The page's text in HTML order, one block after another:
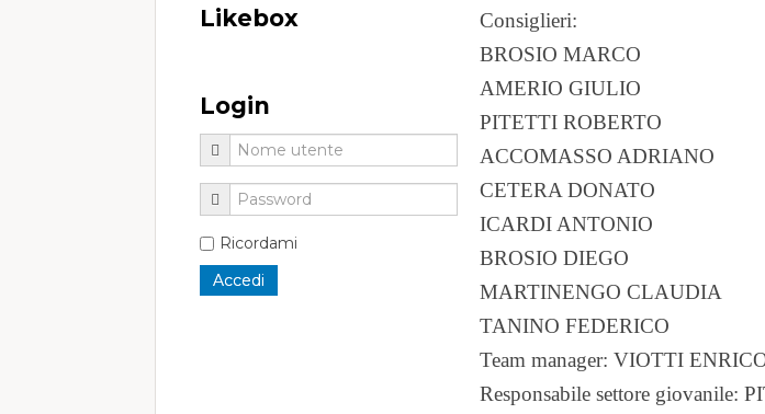
Consiglieri:
BROSIO MARCO
AMERIO GIULIO
PITETTI ROBERTO
ACCOMASSO ADRIANO
CETERA DONATO
ICARDI ANTONIO
BROSIO DIEGO
MARTINENGO CLAUDIA
TANINO FEDERICO
Team manager: VIOTTI
Responsabile settore giovanile:
Likebox
Login
Ricordami